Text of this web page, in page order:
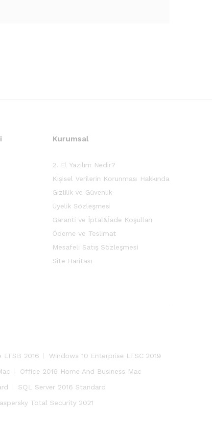
Kurumsal
2. El Yazılım Nedir?
Kişisel Verilerin Korunması Hakkında
Gizlilik ve Güvenlik
Üyelik Sözleşmesi
Garanti ve İptal&İade Koşulları
Ödeme ve Teslimat
Mesafeli Satış Sözleşmesi
Site Haritası
LTSB 2016
Windows 10 Enterprise LTSC 2019
Office 2016 Home And Business Mac
SQL Server 2016 Standard
Total Security 2021